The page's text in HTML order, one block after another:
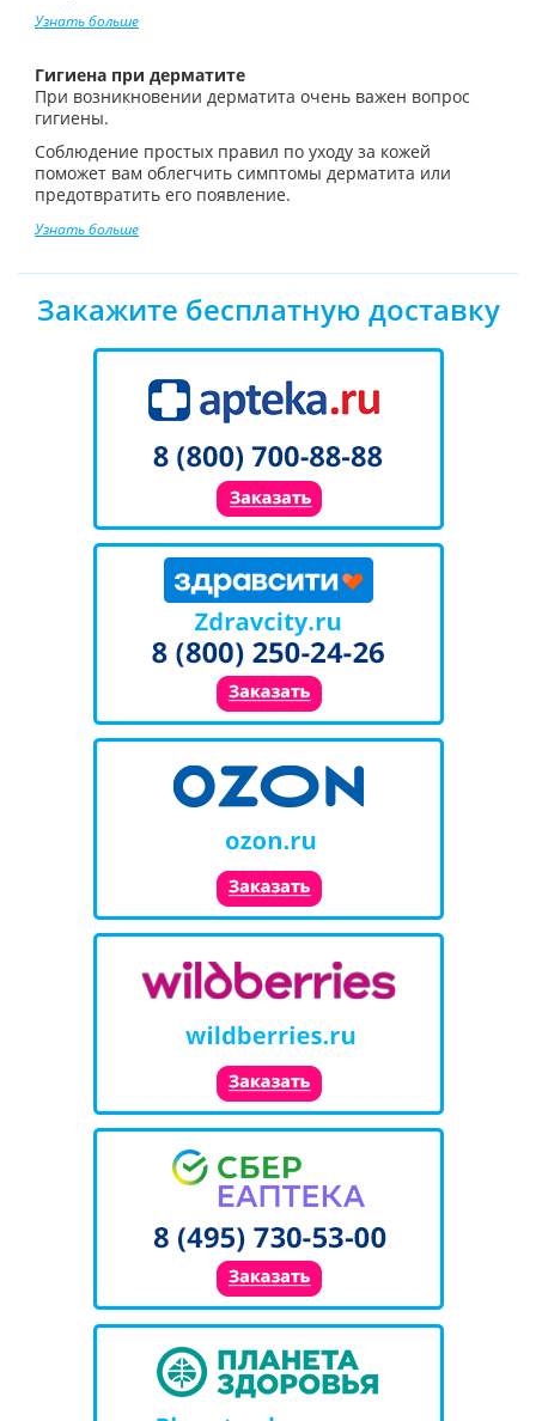
Узнать больше
Гигиена при дерматите
При возникновении дерматита очень важен вопрос
гигиены.
Соблюдение простых правил по уходу за кожей
поможет вам облегчить симптомы дерматита или
предотвратить его появление.
Узнать больше
Закажите бесплатную доставку